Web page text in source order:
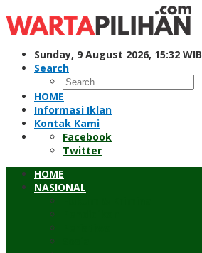
to
content
Sunday, 9 August 2026, 15:32 WIB
Search
HOME
Informasi Iklan
Kontak Kami
Facebook
Twitter
HOME
NASIONAL